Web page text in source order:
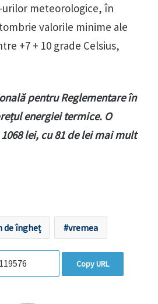
meteorologice, în
valorile minime ale
+7 + 10 grade Celsius,
pentru Reglementare în
energiei termice. O
lei, cu 81 de lei mai mult
de îngheț vremea
Copy URL